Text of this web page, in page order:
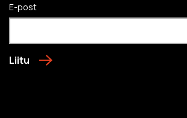
E-post
Liitu